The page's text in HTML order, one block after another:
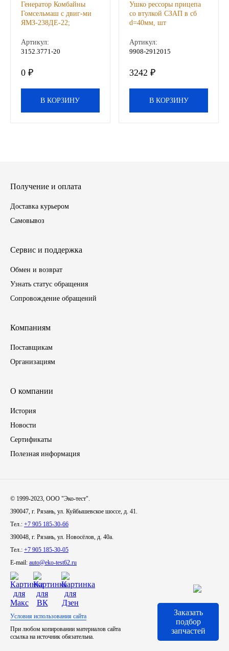
Автожидкости
АГРИНОЛ
ГАЗПРОМ
ЗИЛ
КАМАЗ
ГАЗ
ПАЗ, КАВЗ
Иномарки
УАЗ
УРАЛ
Генератор Комбайны
Гомсельмаш с двиг-ми
ЯМЗ-238ДЕ-22;
Прамо, шт
Артикул:
3152.3771-20
0 ₽
В КОРЗИНУ
Ушко рессоры прицепа
со втулкой СЗАП в сб
d=40мм, шт
Артикул:
9908-2912015
3242 ₽
В КОРЗИНУ
Получение и оплата
Доставка курьером
Самовывоз
Сервис и поддержка
Обмен и возврат
Узнать статус обращения
Сопровождение обращений
Компаниям
Поставщикам
Организациям
О компании
История
Новости
Сертификаты
Полезная информация
© 1999-2023, ООО "Эко-тест".
390047, г. Рязань, ул. Куйбышевское шоссе, д. 41.
Тел.: +7 905 185-30-66
390048, г. Рязань, ул. Новосёлов, д. 40а.
Тел.: +7 905 185-30-05
E-mail: auto@eko-test62.ru
Условия использования сайта
При любом копировании материалов сайта
ссылка на источник обязательна.
Заказать
подбор
запчастей